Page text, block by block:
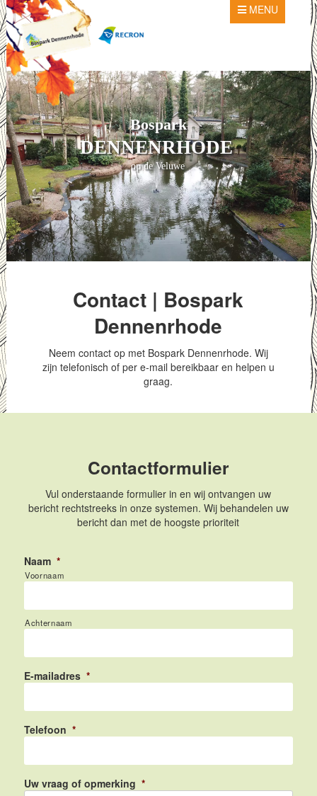
MENU
Bospark
DENNENRHODE
op de Veluwe
Contact | Bospark
Dennenrhode
Neem contact op met Bospark Dennenrhode. Wij
zijn telefonisch of per e-mail bereikbaar en helpen u
graag.
Contactformulier
Vul onderstaande formulier in en wij ontvangen uw
bericht rechtstreeks in onze systemen. Wij behandelen uw
bericht dan met de hoogste prioriteit
Naam *
Voornaam
Achternaam
E-mailadres *
Telefoon *
Uw vraag of opmerking *